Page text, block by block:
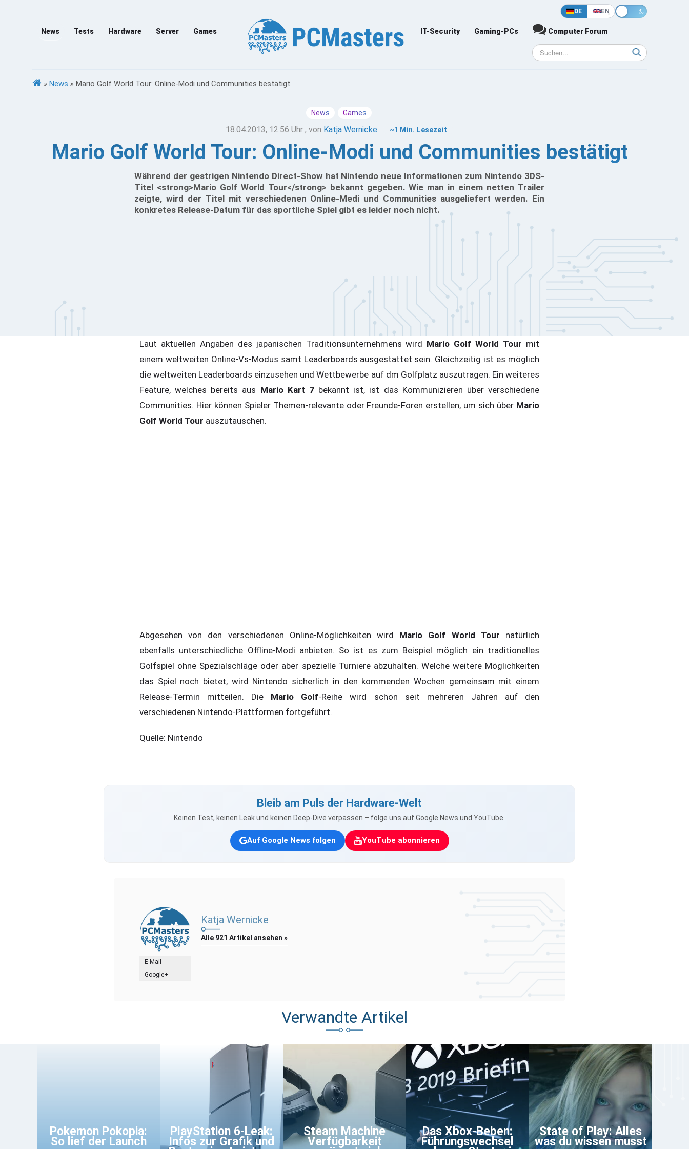
DE EN
News Tests Hardware Server Games IT-Security Gaming-PCs Computer Forum
» News » Mario Golf World Tour: Online-Modi und Communities bestätigt
News Games
18.04.2013, 12:56 Uhr , von Katja Wernicke ~1 Min. Lesezeit
Mario Golf World Tour: Online-Modi und Communities bestätigt
Während der gestrigen Nintendo Direct-Show hat Nintendo neue Informationen zum Nintendo 3DS-
Titel <strong>Mario Golf World Tour</strong> bekannt gegeben. Wie man in einem netten Trailer
zeigte, wird der Titel mit verschiedenen Online-Medi und Communities ausgeliefert werden. Ein
konkretes Release-Datum für das sportliche Spiel gibt es leider noch nicht.
Laut aktuellen Angaben des japanischen Traditionsunternehmens wird Mario Golf World Tour mit
einem weltweiten Online-Vs-Modus samt Leaderboards ausgestattet sein. Gleichzeitig ist es möglich
die weltweiten Leaderboards einzusehen und Wettbewerbe auf dm Golfplatz auszutragen. Ein weiteres
Feature, welches bereits aus Mario Kart 7bekannt ist, ist das Kommunizieren über verschiedene
Communities. Hier können Spieler Themen-relevante oder Freunde-Foren erstellen, um sich über Mario
Golf World Tour auszutauschen.
Abgesehen von den verschiedenen Online-Möglichkeiten wird Mario Golf World Tour natürlich
ebenfalls unterschiedliche Offline-Modi anbieten. So ist es zum Beispiel möglich ein traditionelles
Golfspiel ohne Spezialschläge oder aber spezielle Turniere abzuhalten. Welche weitere Möglichkeiten
das Spiel noch bietet, wird Nintendo sicherlich in den kommenden Wochen gemeinsam mit einem
Release-Termin mitteilen. Die Mario Golf-Reihe wird schon seit mehreren Jahren auf den
verschiedenen Nintendo-Plattformen fortgeführt.
Quelle: Nintendo
Bleib am Puls der Hardware-Welt
Keinen Test, keinen Leak und keinen Deep-Dive verpassen – folge uns auf Google News und YouTube.
Auf Google News folgen YouTube abonnieren
E-Mail
Google+
Katja Wernicke
Alle 921 Artikel ansehen »
Verwandte Artikel
Pokemon Pokopia:
So lief der Launch
PlayStation 6-Leak:
Infos zur Grafik und
Steam Machine
Verfügbarkeit
Das Xbox-Beben:
Führungswechsel
State of Play: Alles
was du wissen musst